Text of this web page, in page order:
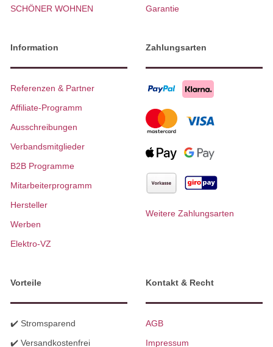
SCHÖNER WOHNEN
Garantie
Information
Referenzen & Partner
Affiliate-Programm
Ausschreibungen
Verbandsmitglieder
B2B Programme
Mitarbeiterprogramm
Hersteller
Werben
Elektro-VZ
Zahlungsarten
Weitere Zahlungsarten
Vorteile
✔️ Stromsparend
✔️ Versandkostenfrei
Kontakt & Recht
AGB
Impressum